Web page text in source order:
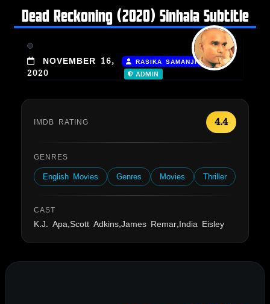
Dead Reckoning (2020) Sinhala Subtitle
NOVEMBER 16,
2020
RASIKA SAMANJITH |
ADMIN
IMDB RATING 4.4
GENRES
English Movies Genres Movies Thriller
CAST
K.J. Apa,Scott Adkins,James Remar,India Eisley